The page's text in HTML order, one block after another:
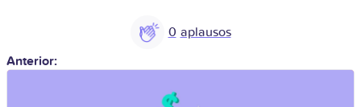
0
Anterior: